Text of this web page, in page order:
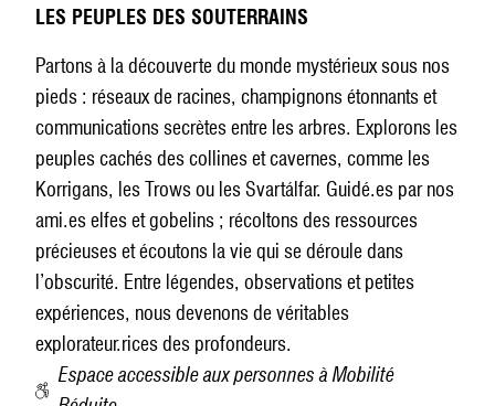
LES PEUPLES DES SOUTERRAINS
Partons à la découverte du monde mystérieux sous nos
pieds : réseaux de racines, champignons étonnants et
communications secrètes entre les arbres. Explorons les
peuples cachés des collines et cavernes, comme les
Korrigans, les Trows ou les Svartálfar. Guidé.es par nos
ami.es elfes et gobelins ; récoltons des ressources
précieuses et écoutons la vie qui se déroule dans
l’obscurité. Entre légendes, observations et petites
expériences, nous devenons de véritables
explorateur.rices des profondeurs.
Espace accessible aux personnes à Mobilité